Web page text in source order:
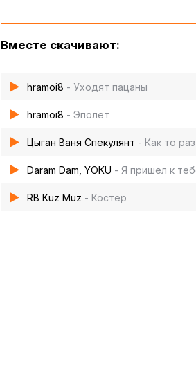
Вместе скачивают:
hramoi8 - Уходят пацаны
hramoi8 - Эполет
Цыган Ваня Спекулянт - Как то
Daram Dam, YOKU - Я пришел к
RB Kuz Muz - Костер